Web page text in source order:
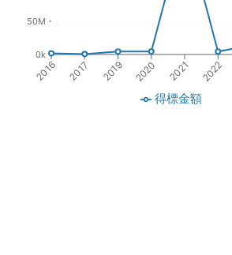
2016 2017 2019 2020 2021 2022
0k
50M
得標金額